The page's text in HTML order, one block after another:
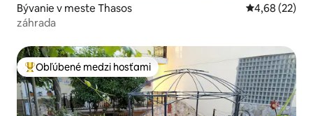
Bývanie v meste Thasos Priemerné
4,68 (22)
záhrada
Najobľúbenejšie medzi hosťami
Obľúbené medzi hosťami